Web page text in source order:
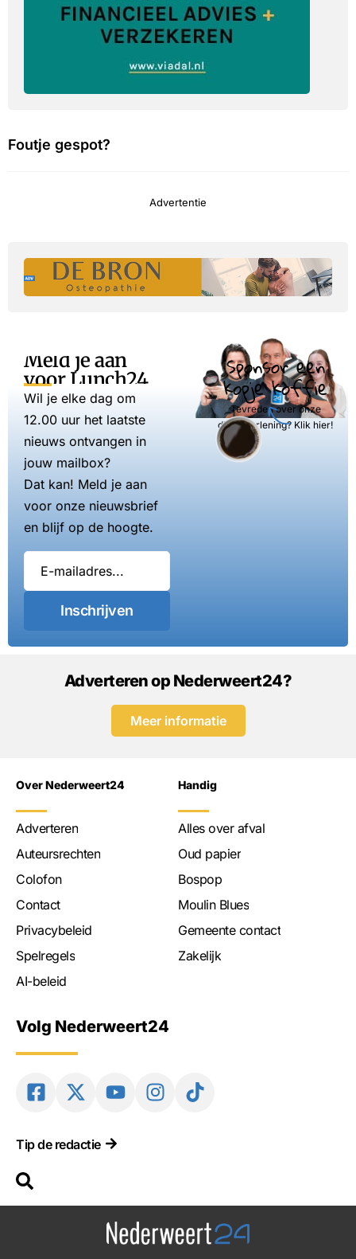
Foutje gespot?
Advertentie
Meld je aan
voor Lunch24
Wil je elke dag om
12.00 uur het laatste
nieuws ontvangen in
jouw mailbox?
Dat kan! Meld je aan
voor onze nieuwsbrief
en blijf op de hoogte.
Inschrijven
Sponsor een
kopje koffie
Tevreden over onze
dienstverlening? Klik hier!
Adverteren op Nederweert24?
Meer informatie
Over Nederweert24
Adverteren
Auteursrechten
Colofon
Contact
Privacybeleid
Spelregels
AI-beleid
Handig
Alles over afval
Oud papier
Bospop
Moulin Blues
Gemeente contact
Zakelijk
Volg Nederweert24
Tip de redactie